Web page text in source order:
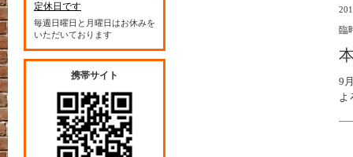
臨
9
よ
定休日です
毎週日曜日と月曜日はお休みを
いただいております
携帯サイト